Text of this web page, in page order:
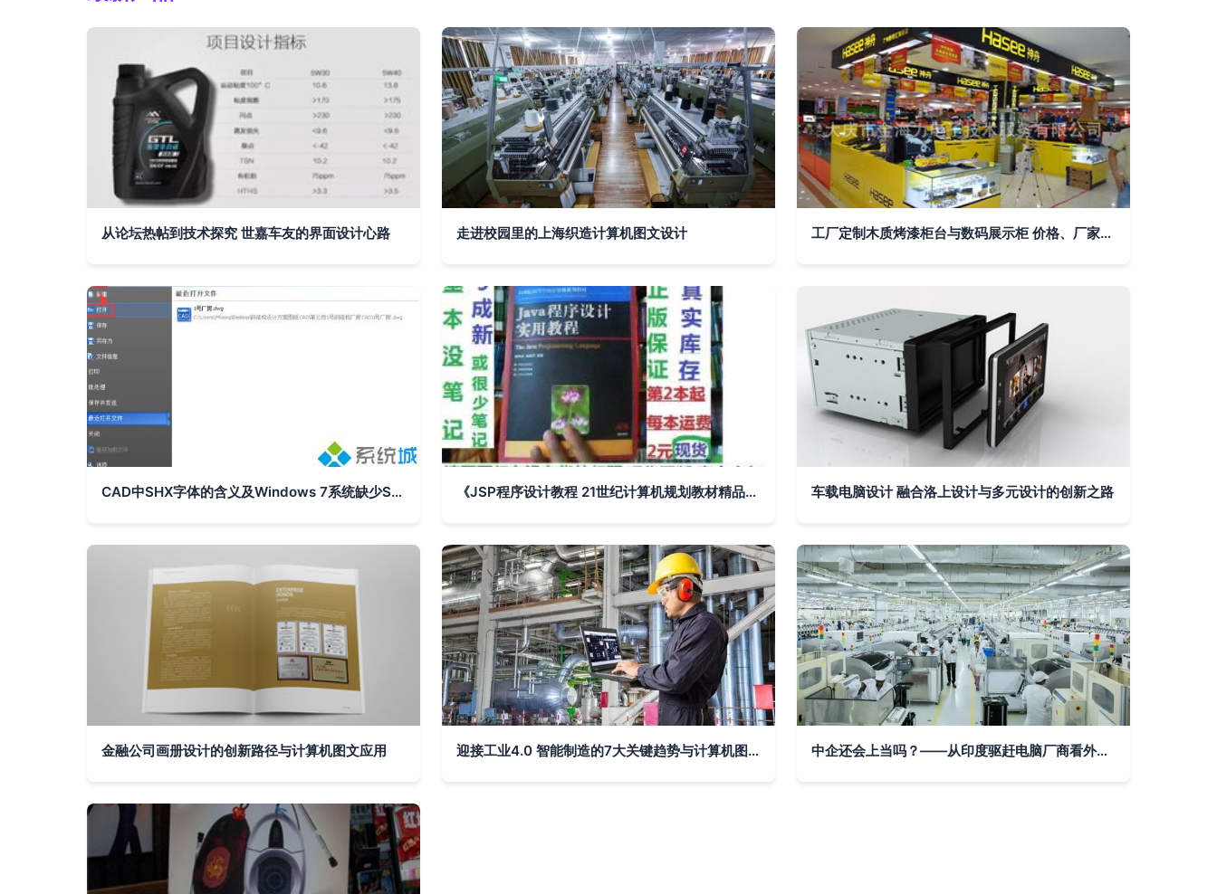
从论坛热帖到技术探究 世嘉车友的界面设计心路 走进校园里的上海织造计算机图文设计 工厂定制木质烤漆柜台与数码展示柜 价格、厂家与图文设计指南
CAD中SHX字体的含义及Windows 7系统缺少SHX文件的解决办法 《JSP程序设计教程 21世纪计算机规划教材精品系列》——计算机图文设计的新时代探索 车载电脑设计 融合洛上设计与多元设计的创新之路
金融公司画册设计的创新路径与计算机图文应用 迎接工业4.0 智能制造的7大关键趋势与计算机图文设计创新 中企还会上当吗？——从印度驱赶电脑厂商看外资信任危机